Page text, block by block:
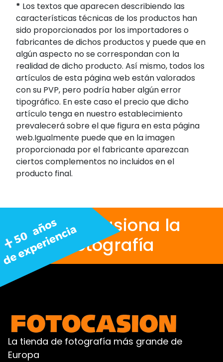
* Los textos que aparecen describiendo las
características técnicas de los productos han
sido proporcionados por los importadores o
fabricantes de dichos productos y puede que en
algún aspecto no se correspondan con la
realidad de dicho producto. Así mismo, todos los
artículos de esta página web están valorados
con su PVP, pero podría haber algún error
tipográfico. En este caso el precio que dicho
artículo tenga en nuestro establecimiento
prevalecerá sobre el que figura en esta página
web.Igualmente puede que en la imagen
proporcionada por el fabricante aparezcan
ciertos complementos no incluidos en el
producto final.
Nos apasiona la
fotografía
La tienda de fotografía más grande de
Europa